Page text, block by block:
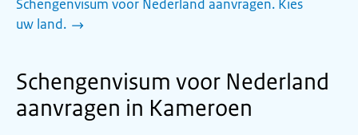
Schengenvisum voor Nederland aanvragen. Kies
uw land.
Schengenvisum voor Nederland
aanvragen in Kameroen